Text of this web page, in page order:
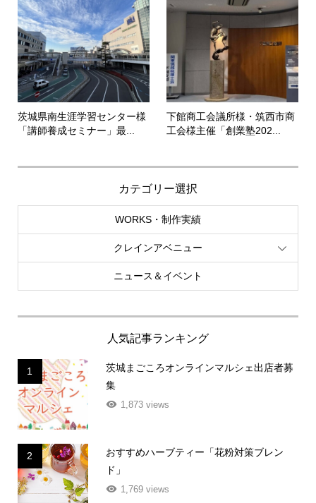
茨城県南生涯学習センター様
「講師養成セミナー」最...
下館商工会議所様・筑西市商
工会様主催「創業塾202...
カテゴリー選択
WORKS・制作実績
クレインアベニュー
ニュース＆イベント
人気記事ランキング
1
茨城まごころオンラインマルシェ出店者募
集
1,873 views
2
おすすめハーブティー「花粉対策ブレン
ド」
1,769 views